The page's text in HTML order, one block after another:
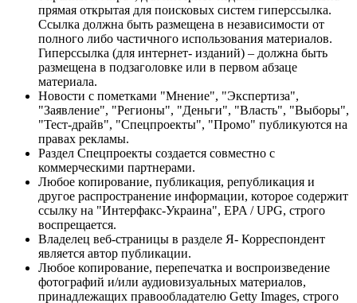
прямая открытая для поисковых систем гиперссылка.
Ссылка должна быть размещена в независимости от
полного либо частичного использования материалов.
Гиперссылка (для интернет- изданий) – должна быть
размещена в подзаголовке или в первом абзаце
материала.
Новости с пометками "Мнение", "Экспертиза",
"Заявление", "Регионы", "Деньги", "Власть", "Выборы",
"Тест-драйв", "Спецпроекты", "Промо" публикуются на
правах рекламы.
Раздел Спецпроекты создается совместно с
коммерческими партнерами.
Любое копирование, публикация, републикация и
другое распространение информации, которое содержит
ссылку на "Интерфакс-Украина", EPA / UPG, строго
воспрещается.
Владелец веб-страницы в разделе Я- Корреспондент
является автор публикации.
Любое копирование, перепечатка и воспроизведение
фотографий и/или аудиовизуальных материалов,
принадлежащих правообладателю Getty Images, строго